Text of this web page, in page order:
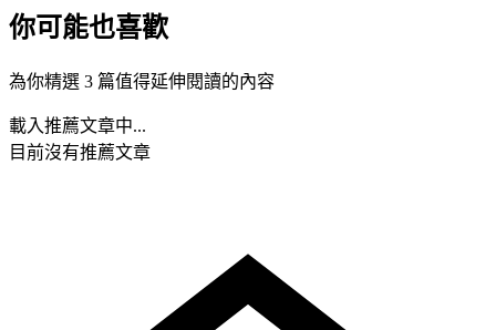
你可能也喜歡
為你精選 3 篇值得延伸閱讀的內容
載入推薦文章中...
目前沒有推薦文章